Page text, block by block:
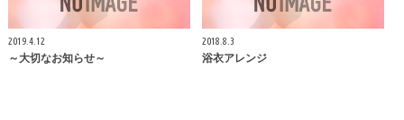
2019.4.12
～大切なお知らせ～
2018.8.3
浴衣アレンジ